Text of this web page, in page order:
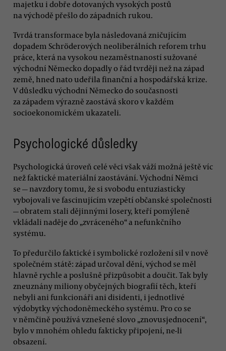
majetku i dobře dotovaných vysokých postů
na východě přešlo do západních rukou.
Tvrdá transformace byla následovaná zničujícím
dopadem Schröderových neoliberálních reforem trhu
práce, která na vysokou nezaměstnaností sužované
východní Německo dopadly o řád tvrději než na západ
země, hned nato udeřila finanční a hospodářská krize.
V důsledku východní Německo do současnosti
za západem výrazně zaostává skoro v každém
socioekonomickém ukazateli.
Psychologické důsledky
Psychologická úroveň celé věci však váží možná ještě víc
než faktické materiální zaostávání. Východní Němci
se — navzdory tomu, že si svobodu entuziasticky
vybojovali ve fascinujícím vzepětí občanské společnosti
— obratem stali dějinnými losery, kteří pomýleně
vkládali naděje do „zvráceného“ a nefunkčního
systému.
To předurčilo faktické i symbolické rozložení sil v nově
společném státě: západ určoval dění, východ se měl
hlavně rychle a poslušně přizpůsobit a doučit. Tak byly
zneuznány miliony obyčejných biografií těch, kteří
nebyli ani funkcionáři ani disidenti, i jednotlivé
výdobytky východoněmeckého systému. Pro co se
v němčině používá vznešené slovo „znovusjednocení“,
bylo v mnohém ohledu fakticky připojení, ne-li
obsazení.